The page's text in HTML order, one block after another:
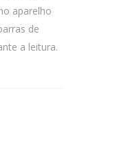
aparelho
de
a leitura.